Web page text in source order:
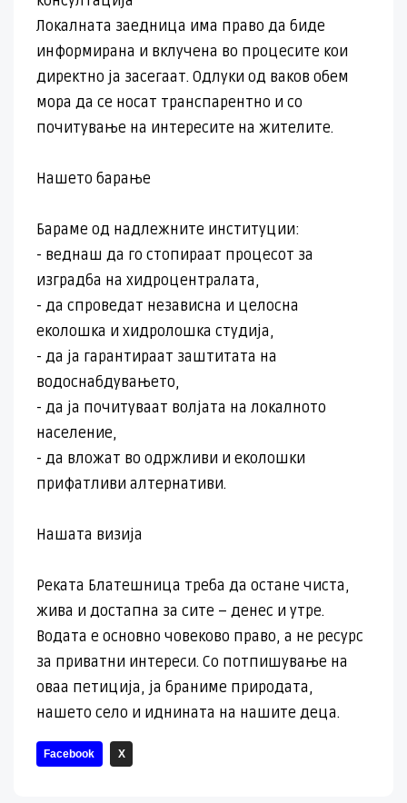
Локалната заедница има право да биде
информирана и вклучена во процесите кои
директно ја засегаат. Одлуки од ваков обем
мора да се носат транспарентно и со
почитување на интересите на жителите.
Нашето барање
Бараме од надлежните институции:
- веднаш да го стопираат процесот за
изградба на хидроцентралата,
- да спроведат независна и целосна
еколошка и хидролошка студија,
- да ја гарантираат заштитата на
водоснабдувањето,
- да ја почитуваат волјата на локалното
население,
- да вложат во одржливи и еколошки
прифатливи алтернативи.
Нашата визија
Реката Блатешница треба да остане чиста,
жива и достапна за сите – денес и утре.
Водата е основно човеково право, а не ресурс
за приватни интереси. Со потпишување на
оваа петиција, ја браниме природата,
нашето село и иднината на нашите деца.
Facebook X